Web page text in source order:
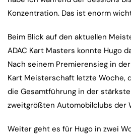
Konzentration. Das ist enorm
Beim Blick auf den aktuellen
ADAC Kart Masters konnte Hugo
Nach seinem Premierensieg in
Kart Meisterschaft letzte Woche,
die Gesamtführung in der
zweitgrößten Automobilclubs der
Weiter geht es für Hugo in zwei